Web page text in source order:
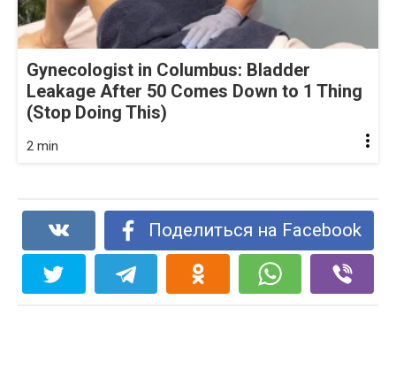
Gynecologist in Columbus: Bladder
Leakage After 50 Comes Down to 1 Thing
(Stop Doing This)
2 min
Поделиться на Facebook